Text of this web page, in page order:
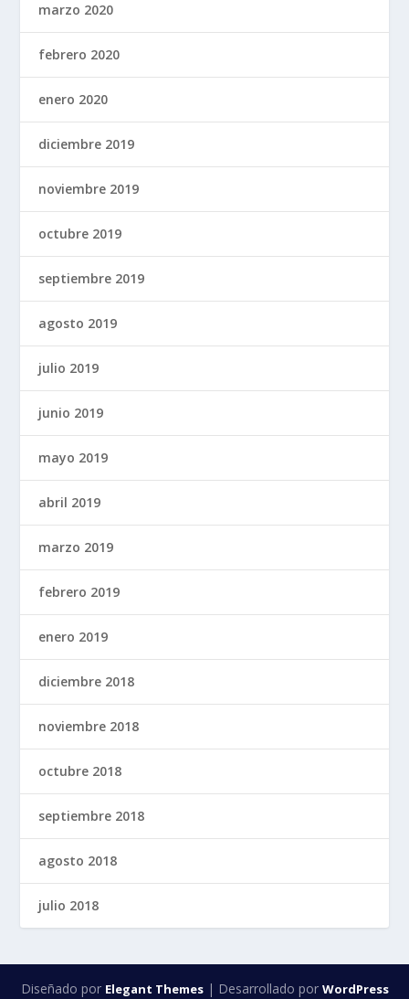
marzo 2020
febrero 2020
enero 2020
diciembre 2019
noviembre 2019
octubre 2019
septiembre 2019
agosto 2019
julio 2019
junio 2019
mayo 2019
abril 2019
marzo 2019
febrero 2019
enero 2019
diciembre 2018
noviembre 2018
octubre 2018
septiembre 2018
agosto 2018
julio 2018
Diseñado por Elegant Themes| Desarrollado por WordPress